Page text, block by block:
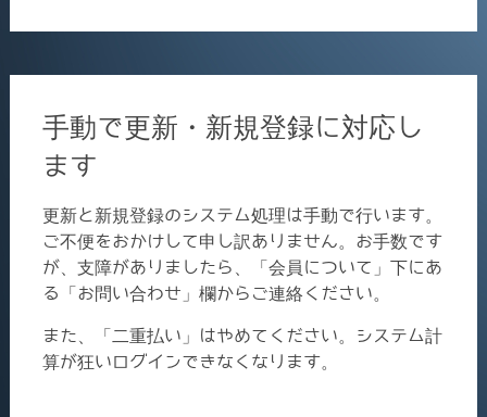
手動で更新・新規登録に対応し
ます
更新と新規登録のシステム処理は手動で行います。
ご不便をおかけして申し訳ありません。お手数です
が、支障がありましたら、「会員について」下にあ
る「お問い合わせ」欄からご連絡ください。
また、「二重払い」はやめてください。システム計
算が狂いログインできなくなります。